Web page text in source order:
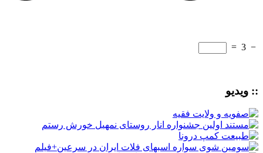
−
3
=
:: ویدیو